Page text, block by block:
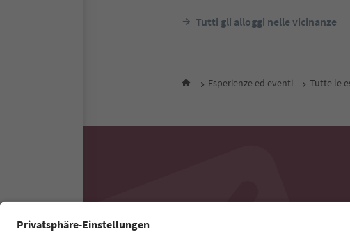
Tutti gli alloggi nelle vicinanze
Esperienze ed eventi Tutte le
Con